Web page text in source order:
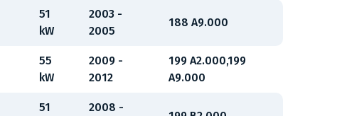
51
kW
2003 -
2005
188 A9.000
55
kW
2009 -
2012
199 A2.000,199
A9.000
51
2008 -